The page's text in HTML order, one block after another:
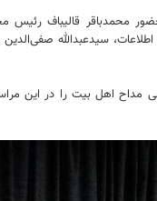
مراسم بزرگداشت شهید سیدهاشم صفی‌الدین شامگاه
سیدعبدالله
مداح اهل بیت را در این